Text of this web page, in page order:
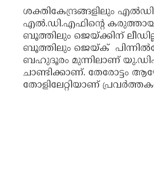
ശക്തികേന്ദ്രങ്ങളിലും
എല്‍.ഡി.എഫിന്റെ കരുത്തായ
ബൂത്തിലും ജെയ്ക്കിന്
ബൂത്തിലും ജെയ്ക്
ബഹുദൂരം മുന്നിലാണ്
ചാണ്ടിക്കാണ്. തേരോട്ടം
തോളിലേറ്റിയാണ്